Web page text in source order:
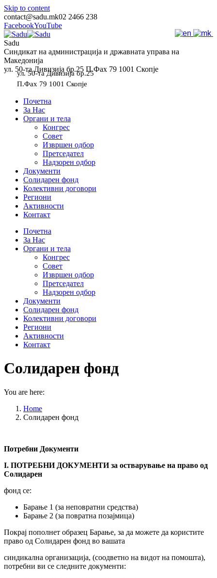
Skip to content
contact@sadu.mk02 2466 238
FacebookYouTube
Sadu
Синдикат на администрација и државната управа на
Македонија
ул. 50-та Дивизија бр.25 П.Фах 79 1001 Скопје
ул. 50-та Дивизија бр.25
П.Фах 79 1001 Скопје
Почетна
За Нас
Органи и тела
Конгрес
Совет
Извршен одбор
Претседател
Надзорен одбор
Документи
Солидарен фонд
Колективни договори
Региони
Активности
Контакт
Почетна
За Нас
Органи и тела
Конгрес
Совет
Извршен одбор
Претседател
Надзорен одбор
Документи
Солидарен фонд
Колективни договори
Региони
Активности
Контакт
Солидарен фонд
You are here:
Home
Солидарен фонд
Потребни Документи
I. ПОТРЕБНИ ДОКУМЕНТИ за остварување на право од
Солидарен
фонд се:
Барање 1 (за неповратни средства)
Барање 2 (за повратна позајмица)
Покрај пополнет образец Барање, за да можете да користите
право од Солидарен фонд во вашата
синдикална организација, (соодветно на видот на помошта),
потребни ви се следните документи: